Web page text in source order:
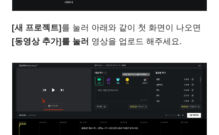
[새 프로젝트]를 눌러 아래와 같이 첫 화면이 나오면
[동영상 추가]를 눌러 영상을 업로드 해주세요.